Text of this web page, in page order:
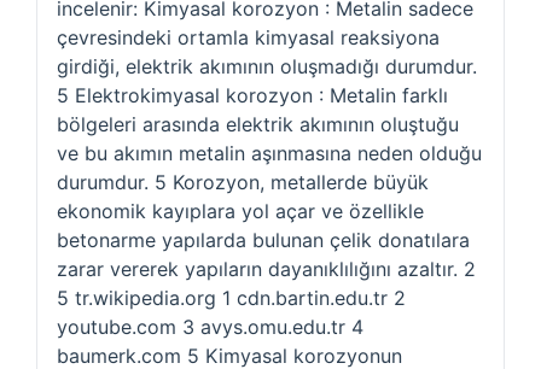
incelenir: Kimyasal korozyon : Metalin sadece
çevresindeki ortamla kimyasal reaksiyona
girdiği, elektrik akımının oluşmadığı durumdur.
5 Elektrokimyasal korozyon : Metalin farklı
bölgeleri arasında elektrik akımının oluştuğu
ve bu akımın metalin aşınmasına neden olduğu
durumdur. 5 Korozyon, metallerde büyük
ekonomik kayıplara yol açar ve özellikle
betonarme yapılarda bulunan çelik donatılara
zarar vererek yapıların dayanıklılığını azaltır. 2
5 tr.wikipedia.org 1 cdn.bartin.edu.tr 2
youtube.com 3 avys.omu.edu.tr 4
baumerk.com 5 Kimyasal korozyonun